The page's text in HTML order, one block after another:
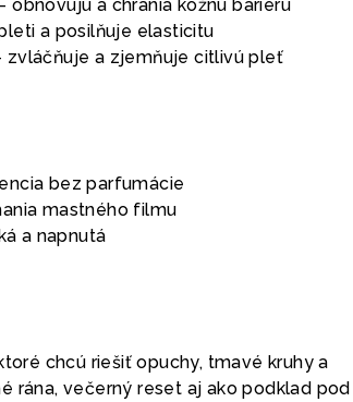
obnovujú a chránia kožnú bariéru
a posilňuje elasticitu
zvláčňuje a zjemňuje citlivú pleť
bez parfumácie
mastného filmu
a napnutá
chcú riešiť opuchy, tmavé kruhy a
rána, večerný reset aj ako podklad pod